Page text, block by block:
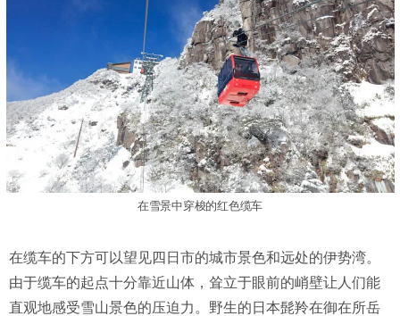
在雪景中穿梭的红色缆车
在缆车的下方可以望见四日市的城市景色和远处的伊势湾。
由于缆车的起点十分靠近山体，耸立于眼前的峭壁让人们能
直观地感受雪山景色的压迫力。野生的日本髭羚在御在所岳